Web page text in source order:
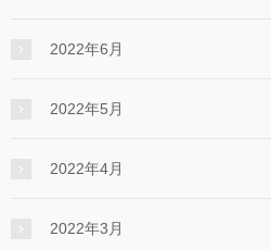
2022年6月
2022年5月
2022年4月
2022年3月